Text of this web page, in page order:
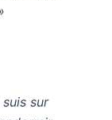
sur